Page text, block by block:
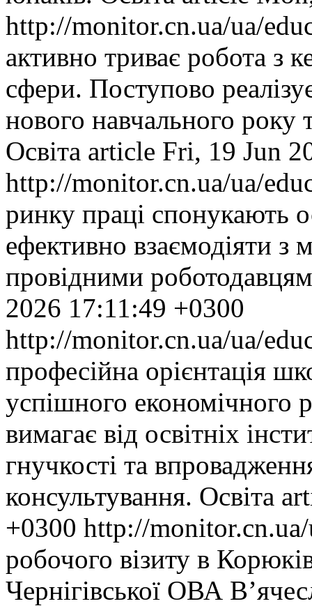
http://monitor.cn.ua/ua/
активно триває робота з
сфери. Поступово
нового навчального року
Освіта article Fri, 19 Jun
http://monitor.cn.ua/ua/
ринку праці спонукають
ефективно взаємодіяти
провідними
2026 17:11:49 +0300
http://monitor.cn.ua/ua/
професійна орієнтація
успішного економічного
вимагає від освітніх
гнучкості та
консультування. Освіта
+0300 http://
робочого візиту в
Чернігівської ОВА